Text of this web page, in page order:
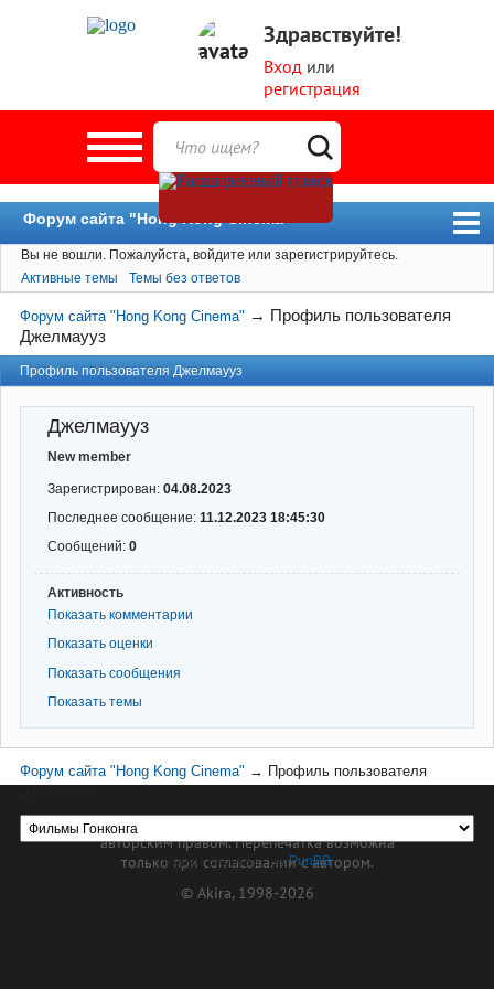
Здравствуйте!
Вход или
регистрация
Форум сайта "Hong Kong Cinema"
Форум
Новости
Пользователи
Поиск
Вы не вошли. Пожалуйста, войдите или зарегистрируйтесь.
Активные темы
Темы без ответов
Форум сайта "Hong Kong Cinema" → Профиль пользователя
Джелмаууз
Профиль пользователя Джелмаууз
Джелмаууз
New member
Зарегистрирован: 04.08.2023
Последнее сообщение: 11.12.2023 18:45:30
Сообщений: 0
Активность
Показать комментарии
Показать оценки
Показать сообщения
Показать темы
Форум сайта "Hong Kong Cinema" → Профиль пользователя
Форум работает наPunBB
Материал сайта hkcinema.ru защищен
авторским правом. Перепечатка возможна
только при согласовании с автором.
© Akira, 1998-2026